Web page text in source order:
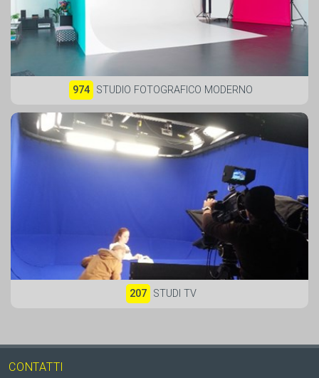
974 STUDIO FOTOGRAFICO MODERNO
207 STUDI TV
CONTATTI